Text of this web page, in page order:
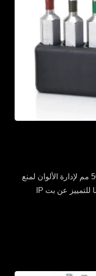
بتات TX مخططة بالألوان مقاس 50 مم لإدارة الألوان لمنع
حدوث خطأ في عزم الدوران، وأيضًا للتمييز عن بت IP